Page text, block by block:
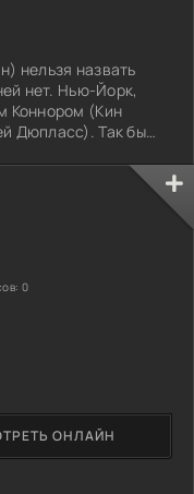
нельзя назвать
нет. Нью-Йорк,
Коннором (Кин
Дюпласс). Так бы
И вместо
узнаёт, что
Любопытство
Почему
покойном? Чем
ОНЛАЙН
0